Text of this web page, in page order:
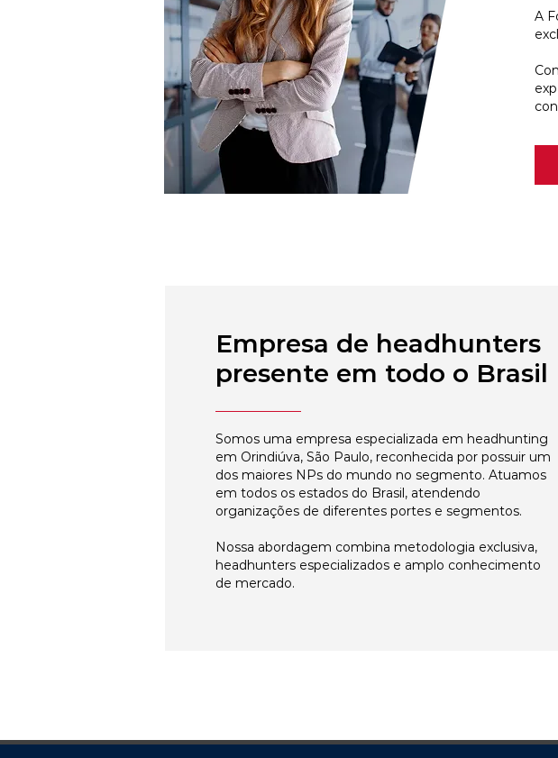
A
Empresa de headhunters
presente em todo o Brasil
Somos uma empresa especializada em headhunting
em Orindiúva, São Paulo, reconhecida por possuir um
dos maiores NPs do mundo no segmento. Atuamos
em todos os estados do Brasil, atendendo
organizações de diferentes portes e segmentos.
Nossa abordagem combina metodologia exclusiva,
headhunters especializados e amplo conhecimento
de mercado.